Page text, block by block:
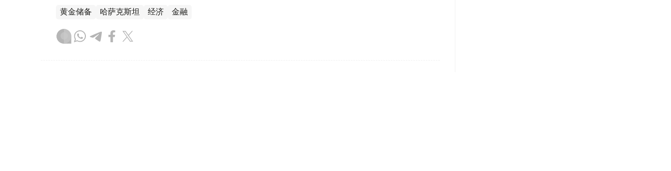
黄金储备 哈萨克斯坦 经济 金融